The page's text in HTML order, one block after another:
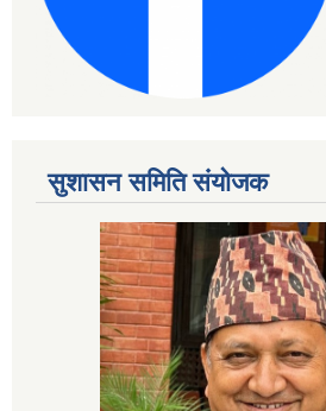
सुशासन समिति संयोजक